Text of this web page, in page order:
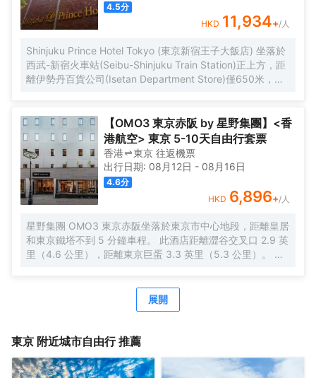
4.5分
HKD 11,934+/人
Shinjuku Prince Hotel Tokyo (東京新宿王子大飯店) 坐落於
西武-新宿火車站(Seibu-Shinjuku Train Station)正上方，距
離伊勢丹百貨公司(Isetan Department Store)僅650米，距
地區。 酒店客房採用現代風格設計，為您提供舒適温馨的雅
居空間。所有客房均配有全套傢俱、先進設施和友好的客房
服務，能夠滿足您住宿期間的一切需求。為了給你帶來更多
便利，酒店還設有24小時前台，可提供安排按摩服務和行李
寄存等服務。值得一提的是，酒店25樓設有一間享有城市全
景的日本餐廳，供應創意日本料理並設有酒吧，定能給您帶
來來自視覺和味蕾的雙重感官享受。 憑着優越的位置、完善
的設施以及無微不至的專業化服務，東京新宿王子大飯店為
每一位下榻於此的賓客帶來非一般的高品質體驗。入住於
此，您的旅途也將多一份温暖、多一份感動。
【OMO3 東京赤阪 by 星野集團】<香
港航空> 東京 5-10天自由行套票
香港 東京 往返機票
出行日期: 08月12日 - 08月16日
4.6分
HKD 6,896+/人
星野集團 OMO3 東京赤阪坐落於東京市中心地段，距離皇居
和東京鐵塔不到 5 分鐘車程。 此酒店距離澀谷交叉口 2.9 英
里（4.6 公里），距離東京巨蛋 3.3 英里（5.3 公里）。 每
提供冰箱和液晶電視；您定能在旅途中找到家的舒適。配備
淋浴/盆浴組合的私人浴室提供浸泡浴缸和坐浴桶。便利設施
展開
東京 附近城市自由行 推薦